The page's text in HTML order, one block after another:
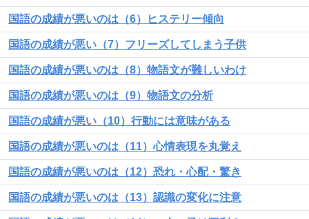
国語の成績が悪いのは（6）ヒステリー傾向
国語の成績が悪い（7）フリーズしてしまう子供
国語の成績が悪いのは（8）物語文が難しいわけ
国語の成績が悪いのは（9）物語文の分析
国語の成績が悪い（10）行動には意味がある
国語の成績が悪いのは（11）心情表現を丸覚え
国語の成績が悪いのは（12）恐れ・心配・驚き
国語の成績が悪いのは（13）認識の変化に注意